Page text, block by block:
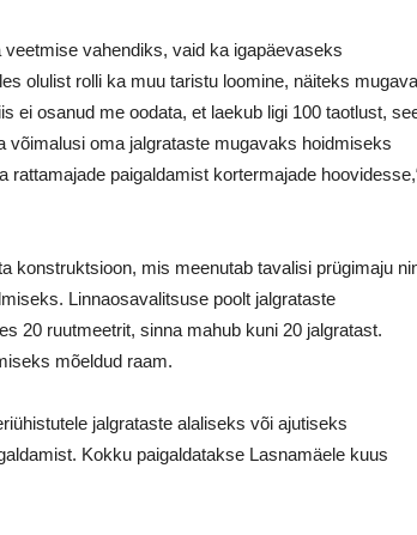
vahendiks, vaid ka igapäevaseks
olulist rolli ka muu taristu loomine, näiteks
ei osanud me oodata, et laekub ligi 100 taotlust,
võimalusi oma jalgrataste mugavaks hoidmiseks
paigaldamist kortermajade
konstruktsioon, mis meenutab tavalisi prügimaju
Linnaosavalitsuse poolt jalgrataste
20 ruutmeetrit, sinna mahub kuni 20 jalgratast.
mõeldud raam.
jalgrataste alaliseks või ajutiseks
Kokku paigaldatakse Lasnamäele kuus